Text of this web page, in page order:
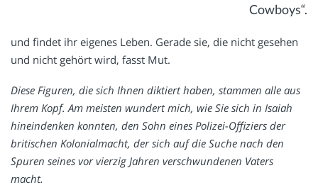
Cowboys“.
und findet ihr eigenes Leben. Gerade sie, die nicht gesehen
und nicht gehört wird, fasst Mut.
Diese Figuren, die sich Ihnen diktiert haben, stammen alle aus
Ihrem Kopf. Am meisten wundert mich, wie Sie sich in Isaiah
hineindenken konnten, den Sohn eines Polizei-Offiziers der
britischen Kolonialmacht, der sich auf die Suche nach den
Spuren seines vor vierzig Jahren verschwundenen Vaters
macht.